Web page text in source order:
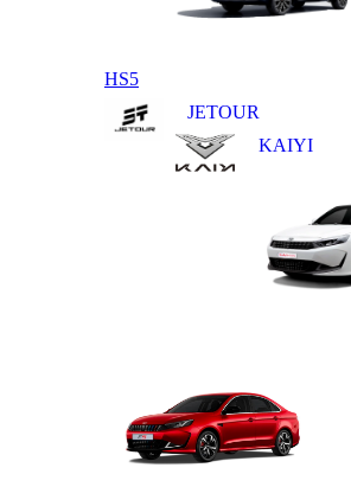
HS5
JETOUR
KAIYI